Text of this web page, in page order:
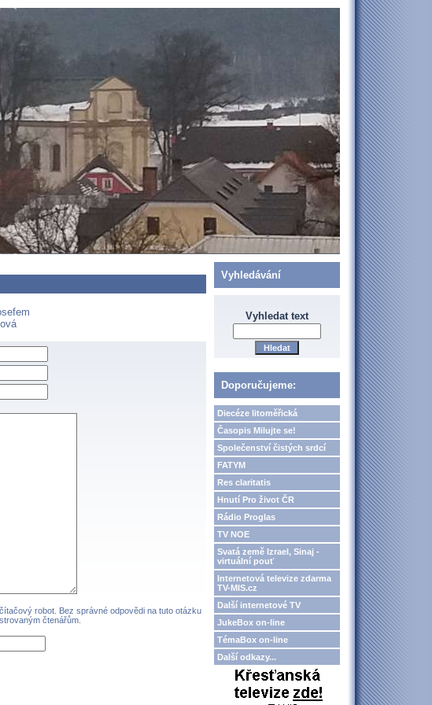
robot. Bez správné odpovědi na tuto otázku
čtenářům.
Vyhledávání
Vyhledat text
Doporučujeme:
Diecéze litoměřická
Časopis Milujte se!
Společenství čistých srdcí
FATYM
Res claritatis
Hnutí Pro život ČR
Rádio Proglas
TV NOE
Svatá země Izrael, Sinaj -
virtuální pouť
Internetová televize zdarma
TV-MIS.cz
Další internetové TV
JukeBox on-line
TémaBox on-line
Další odkazy...